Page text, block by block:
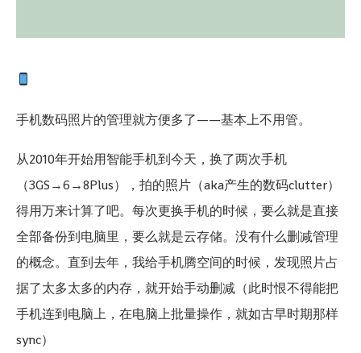
手机数码照片的管理就方便多了——基本上不用管。
从2010年开始用智能手机到今天，换了两次手机
（3GS→6→8Plus），拍的照片（aka产生的数码clutter）
得用万来计算了吧。每次更换手机的时候，要么就是直接
全部备份到电脑里，要么就是云存储。没有什么删减管理
的概念。直到去年，我给手机腾空间的时候，发现照片占
据了太多太多的内存，就开始手动删减（此时恨不得能把
手机连到电脑上，在电脑上批量操作，就如古早时期那样
sync）